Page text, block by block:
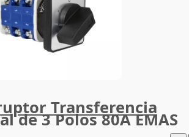
Transferencia
de 3 Polos 80A EMAS